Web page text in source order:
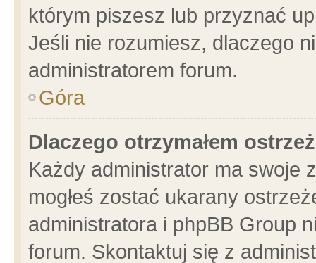
którym piszesz lub przyznać
Jeśli nie rozumiesz, dlaczego
administratorem forum.
Góra
Dlaczego otrzymałem
Każdy administrator ma swoje
mogłeś zostać ukarany
administratora i phpBB Group
forum. Skontaktuj się z